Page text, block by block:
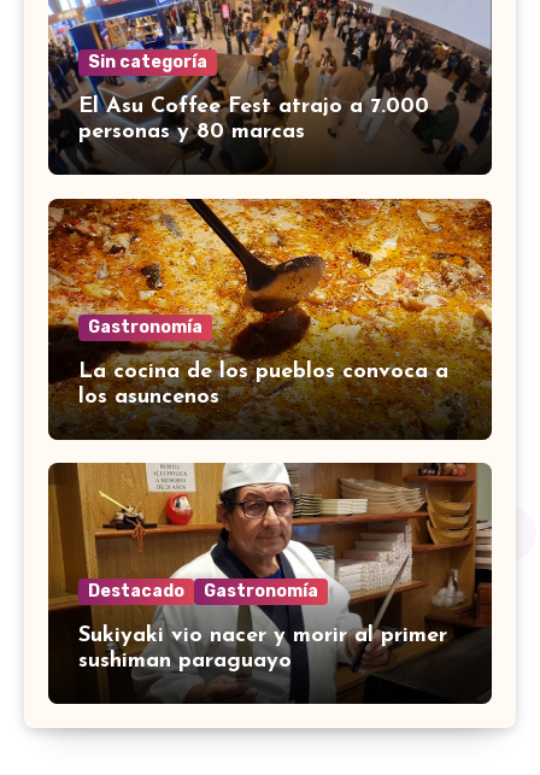
Sin categoría
El Asu Coffee Fest atrajo a 7.000
personas y 80 marcas
Gastronomía
La cocina de los pueblos convoca a
los asuncenos
Destacado Gastronomía
Sukiyaki vio nacer y morir al primer
sushiman paraguayo